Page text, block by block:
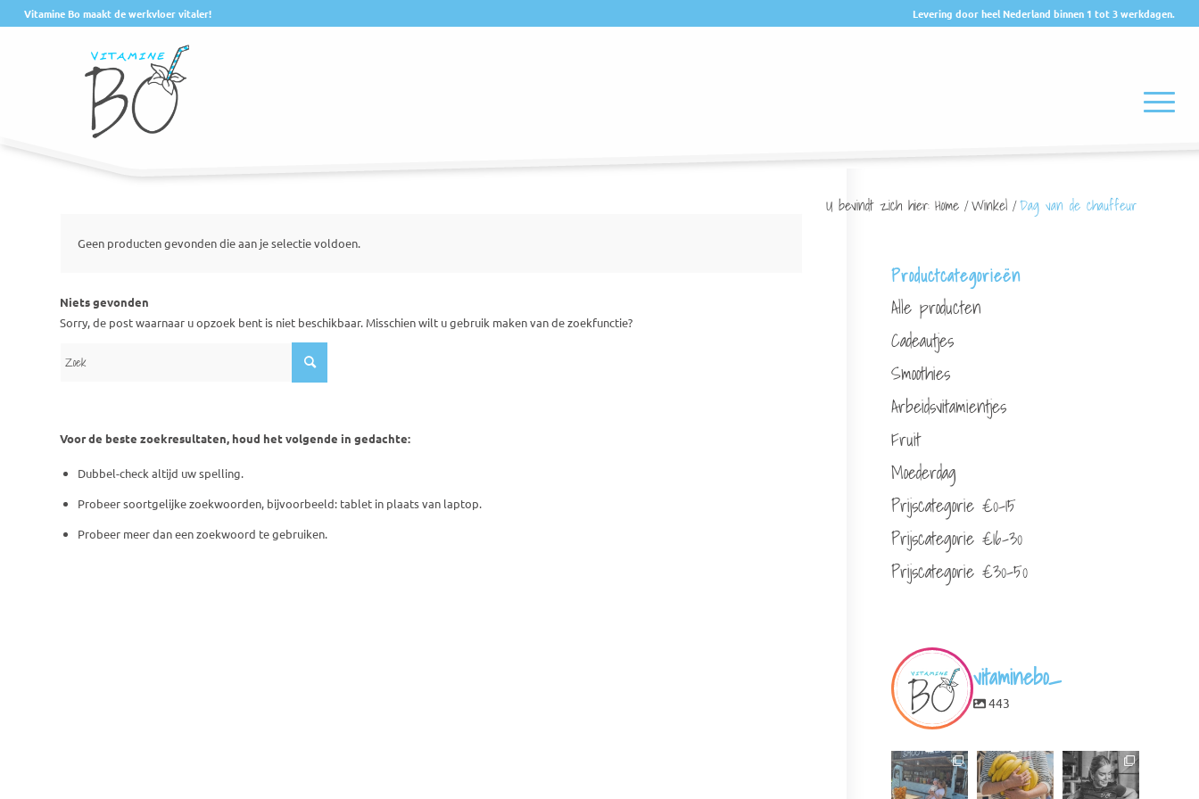
Vitamine Bo maakt de werkvloer vitaler! Levering door heel Nederland binnen 1 tot 3 werkdagen.
U bevindt zich hier: Home /Winkel /Dag van de chauffeur
Geen producten gevonden die aan je selectie voldoen.
Niets gevonden
Sorry, de post waarnaar u opzoek bent is niet beschikbaar. Misschien wilt u gebruik maken van de zoekfunctie?
Voor de beste zoekresultaten, houd het volgende in gedachte:
Dubbel-check altijd uw spelling.
Probeer soortgelijke zoekwoorden, bijvoorbeeld: tablet in plaats van laptop.
Probeer meer dan een zoekwoord te gebruiken.
Productcategorieën
Alle producten
Cadeautjes
Smoothies
Arbeidsvitamientjes
Fruit
Moederdag
Prijscategorie €0-15
Prijscategorie €16-30
Prijscategorie €30-50
vitaminebo_
443
vitaminebo_ vitaminebo_ vitaminebo_